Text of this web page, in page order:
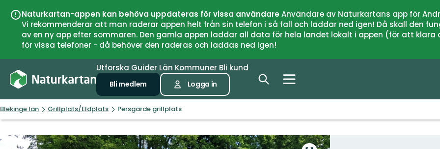
Naturkartan-appen kan behöva uppdateras för vissa användareAnvändare av Naturkartans app för
Vi rekommenderar att man raderar appen helt från sin telefon i så fall och laddar ned igen! Då skall den
av en ny app efter sommaren. Den gamla appen laddar all data för hela landet lokalt i appen (för att
för vissa telefoner - då behöver den raderas och laddas ned igen!
Utforska Guider Län Kommuner Bli kund
Bli medlem Logga in
Blekinge län Grillplats/Eldplats Persgärde grillplats